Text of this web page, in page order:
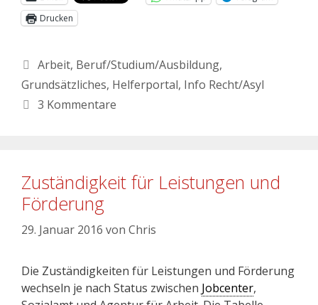
Drucken
Arbeit, Beruf/Studium/Ausbildung,
Grundsätzliches, Helferportal, Info Recht/Asyl
3 Kommentare
Zuständigkeit für Leistungen und
Förderung
29. Januar 2016 von Chris
Die Zuständigkeiten für Leistungen und Förderung
wechseln je nach Status zwischen Jobcenter,